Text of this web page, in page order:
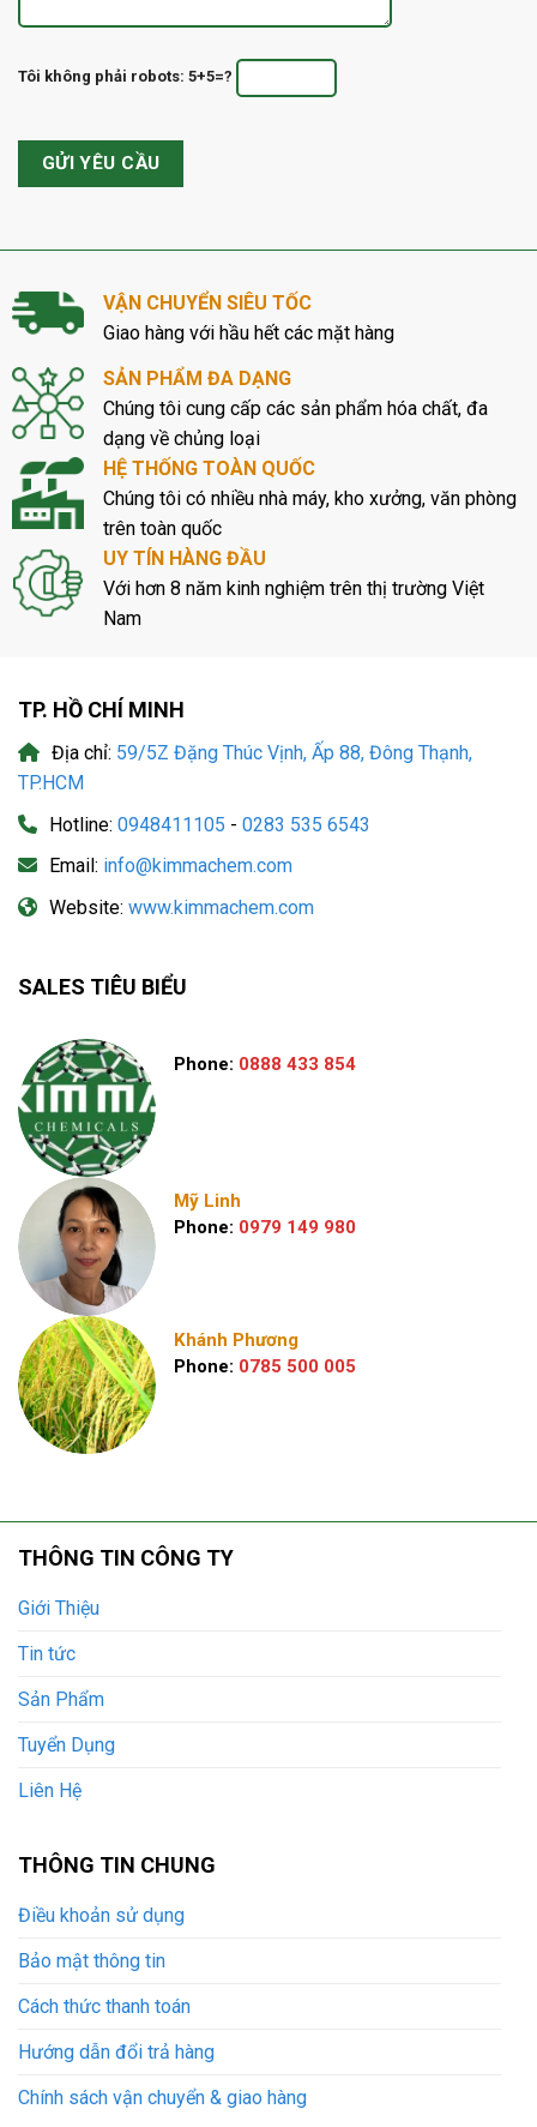
Tôi không phải robots: 5+5=?
VẬN CHUYỂN SIÊU TỐC
Giao hàng với hầu hết các mặt hàng
SẢN PHẨM ĐA DẠNG
Chúng tôi cung cấp các sản phẩm hóa chất, đa
dạng về chủng loại
HỆ THỐNG TOÀN QUỐC
Chúng tôi có nhiều nhà máy, kho xưởng, văn phòng
trên toàn quốc
UY TÍN HÀNG ĐẦU
Với hơn 8 năm kinh nghiệm trên thị trường Việt
Nam
TP. HỒ CHÍ MINH
Địa chỉ: 59/5Z Đặng Thúc Vịnh, Ấp 88, Đông Thạnh,
TP.HCM
Hotline: 0948411105 - 0283 535 6543
Email: info@kimmachem.com
Website: www.kimmachem.com
SALES TIÊU BIỂU
Phone: 0888 433 854
Mỹ Linh
Phone: 0979 149 980
Khánh Phương
Phone: 0785 500 005
THÔNG TIN CÔNG TY
Giới Thiệu
Tin tức
Sản Phẩm
Tuyển Dụng
Liên Hệ
THÔNG TIN CHUNG
Điều khoản sử dụng
Bảo mật thông tin
Cách thức thanh toán
Hướng dẫn đổi trả hàng
Chính sách vận chuyển & giao hàng